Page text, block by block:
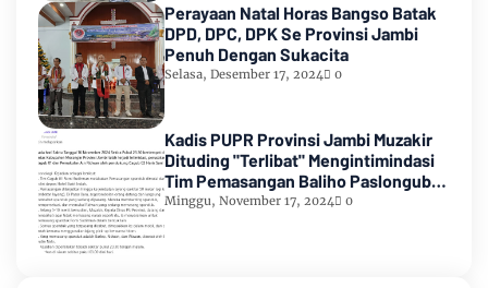
Perayaan Natal Horas Bangso Batak
DPD, DPC, DPK Se Provinsi Jambi
Penuh Dengan Sukacita
Selasa, Desember 17, 2024 0
Kadis PUPR Provinsi Jambi Muzakir
Dituding "Terlibat" Mengintimindasi
Tim Pemasangan Baliho Paslongub
Romi-Sudirman
Minggu, November 17, 2024 0